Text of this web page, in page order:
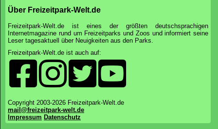
Über Freizeitpark-Welt.de
Freizeitpark-Welt.de ist eines der größten deutschsprachigen
Internetmagazine rund um Freizeitparks und Zoos und informiert seine
Leser tagesaktuell über Neuigkeiten aus den Parks.
Freizeitpark-Welt.de ist auch auf:
Copyright 2003-2026 Freizeitpark-Welt.de
mail@freizeitpark-welt.de
Impressum Datenschutz